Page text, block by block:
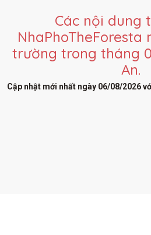
Các nội dung
trường trong tháng
An.
Cập nhật mới nhất ngày 06/08/2026